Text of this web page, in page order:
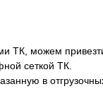
ТК, можем
сеткой ТК.
в